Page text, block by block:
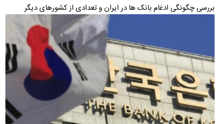
بررسی چگونگی ادغام بانک ها در ایران و تعدادی از کشورهای دیگر